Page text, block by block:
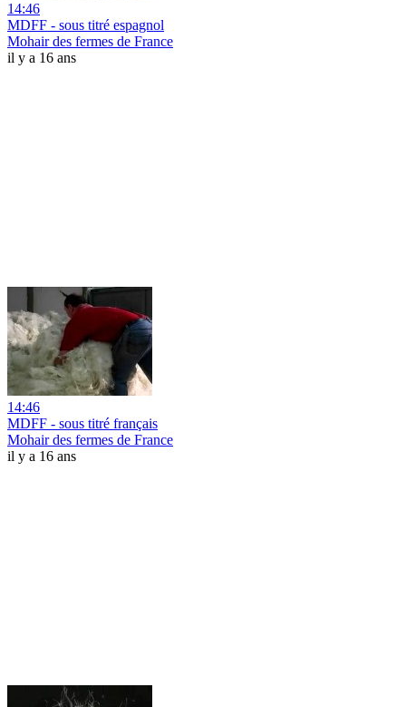
14:46
MDFF - sous titré espagnol
Mohair des fermes de France
il y a 16 ans
14:46
MDFF - sous titré français
Mohair des fermes de France
il y a 16 ans